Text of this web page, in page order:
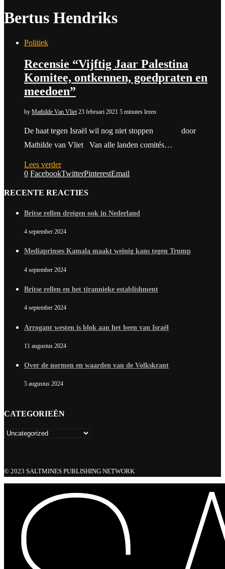
Bertus Hendriks
Politiek
Recensie “Vijftig Jaar Palestina
Komitee, ontkennen, goedpraten en
meedoen”
by Mathilde Van Vliet 23 februari 2021 5 minutes lezen
De haat tegen Israël wil nog niet stoppen door
Mathilde van Vliet Van alle landen comités…
Lees verder
0 FacebookTwitterPinterestEmail
RECENTE REACTIES
Britse rellen dreigen ook in Nederland
4 september 2024
Mediaprinses Kamala maakt weinig kans tegen Trump
4 september 2024
Britse rellen en het tirannieke establishment
4 september 2024
Arrogant westen is blok aan het been van Israël
11 augustus 2024
Over de normen en waarden van de Volkskrant
5 augustus 2024
CATEGORIEËN
© 2023 SALTMINES PUBLISHING NETWORK